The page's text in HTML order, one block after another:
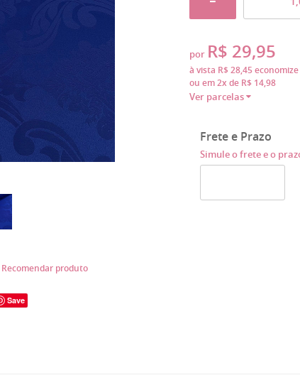
Recomendar produto
Save
por R$ 29,95
à vista R$ 28,45economize
ou em2x de R$ 14,98
Ver parcelas
Frete e Prazo
Simule o frete e o